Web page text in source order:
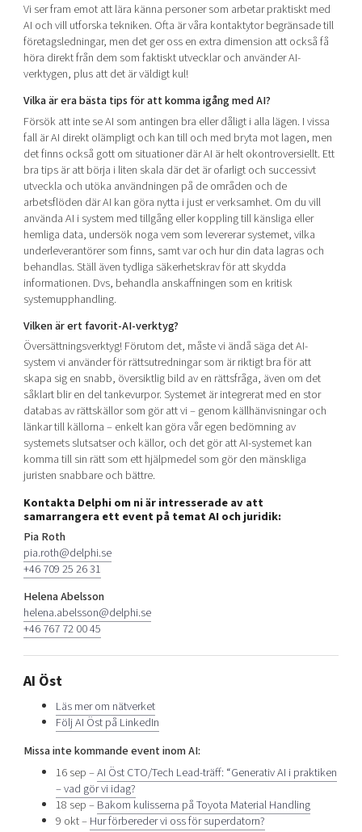
Vi ser fram emot att lära känna personer som arbetar praktiskt med
AI och vill utforska tekniken. Ofta är våra kontaktytor begränsade till
företagsledningar, men det ger oss en extra dimension att också få
höra direkt från dem som faktiskt utvecklar och använder AI-
verktygen, plus att det är väldigt kul!
Vilka är era bästa tips för att komma igång med AI?
Försök att inte se AI som antingen bra eller dåligt i alla lägen. I vissa
fall är AI direkt olämpligt och kan till och med bryta mot lagen, men
det finns också gott om situationer där AI är helt okontroversiellt. Ett
bra tips är att börja i liten skala där det är ofarligt och successivt
utveckla och utöka användningen på de områden och de
arbetsflöden där AI kan göra nytta i just er verksamhet. Om du vill
använda AI i system med tillgång eller koppling till känsliga eller
hemliga data, undersök noga vem som levererar systemet, vilka
underleverantörer som finns, samt var och hur din data lagras och
behandlas. Ställ även tydliga säkerhetskrav för att skydda
informationen. Dvs, behandla anskaffningen som en kritisk
systemupphandling.
Vilken är ert favorit-AI-verktyg?
Översättningsverktyg! Förutom det, måste vi ändå säga det AI-
system vi använder för rättsutredningar som är riktigt bra för att
skapa sig en snabb, översiktlig bild av en rättsfråga, även om det
såklart blir en del tankevurpor. Systemet är integrerat med en stor
databas av rättskällor som gör att vi – genom källhänvisningar och
länkar till källorna – enkelt kan göra vår egen bedömning av
systemets slutsatser och källor, och det gör att AI-systemet kan
komma till sin rätt som ett hjälpmedel som gör den mänskliga
juristen snabbare och bättre.
Kontakta Delphi om ni är intresserade av att
samarrangera ett event på temat AI och juridik:
Pia Roth
pia.roth@delphi.se
+46 709 25 26 31
Helena Abelsson
helena.abelsson@delphi.se
+46 767 72 00 45
AI Öst
Läs mer om nätverket
Följ AI Öst på LinkedIn
Missa inte kommande event inom AI:
16 sep –AI Öst CTO/Tech Lead-träff: “Generativ AI i praktiken
– vad gör vi idag?
18 sep –Bakom kulisserna på Toyota Material Handling
9 okt –Hur förbereder vi oss för superdatorn?